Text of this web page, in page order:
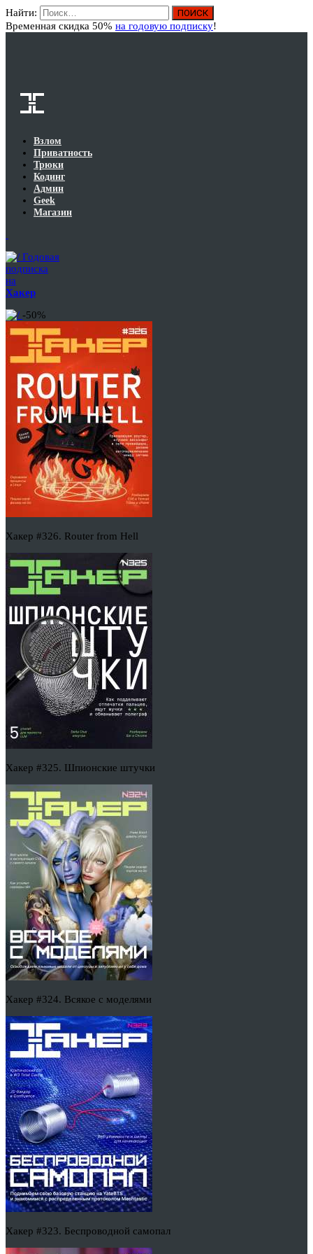
Найти:
Временная скидка 50% на годовую подписку!
Взлом
Приватность
Трюки
Кодинг
Админ
Geek
Магазин
Годовая
подписка
на
Хакер
-50%
Хакер #326. Router from Hell
Хакер #325. Шпионские штучки
Хакер #324. Всякое с моделями
Хакер #323. Беспроводной самопал